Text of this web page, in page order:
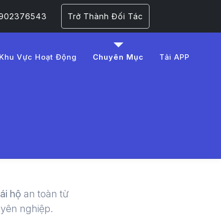
Trở Thành Đối Tác
Khu Vực Hoạt Động Chuyên Mục Tải APP
-
hộ an toàn từ
nghiệp.